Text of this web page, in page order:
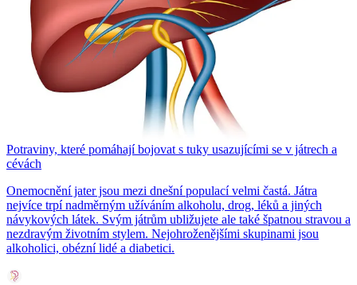
Potraviny, které pomáhají bojovat s tuky usazujícími se v játrech a
cévách
Onemocnění jater jsou mezi dnešní populací velmi častá. Játra
nejvíce trpí nadměrným užíváním alkoholu, drog, léků a jiných
návykových látek. Svým játrům ubližujete ale také špatnou stravou a
nezdravým životním stylem. Nejohroženějšími skupinami jsou
alkoholici, obézní lidé a diabetici.